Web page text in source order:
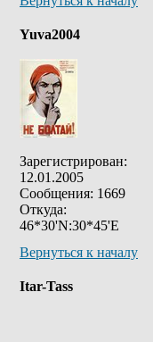
Yuva2004
Зарегистрирован:
12.01.2005
Сообщения: 1669
Откуда:
46*30'N:30*45'E
Вернуться к началу
Itar-Tass